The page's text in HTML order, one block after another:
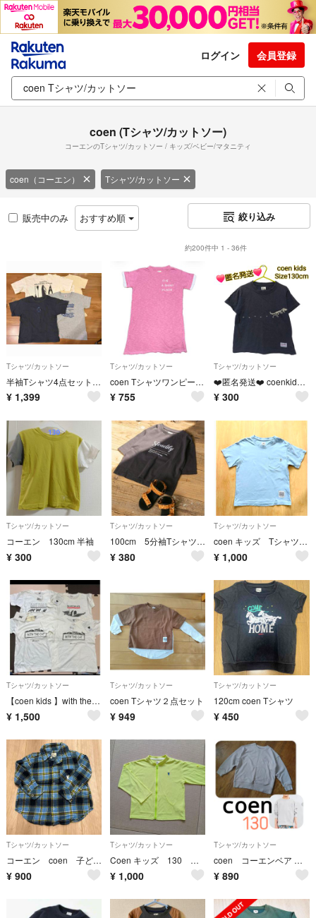
ログイン 会員登録
coen (Tシャツ/カットソー)
コーエンのTシャツ/カットソー / キッズ/ベビー/マタニティ
coen（コーエン） Tシャツ/カットソー
販売中のみ おすすめ順 絞り込み
約200件中 1 - 36件
Tシャツ/カットソー
半袖Tシャツ4点セット まとめ売り コーエン F.O.U メイクユアデイ 140
¥ 1,399
Tシャツ/カットソー
coen Tシャツワンピース 半袖 Tシャツ ワンピース カットソー 子ども服
¥ 755
Tシャツ/カットソー
❤️匿名発送❤️ coenkids 半袖 Tシャツ サイズ130cm
¥ 300
Tシャツ/カットソー
コーエン 130cm 半袖
¥ 300
Tシャツ/カットソー
100cm 5分袖Tシャツ チャコールグレー
¥ 380
Tシャツ/カットソー
coen キッズ Tシャツ 120cm
¥ 1,000
Tシャツ/カットソー
【coen kids 】with the cat Ｔシャツ4枚セット
¥ 1,500
Tシャツ/カットソー
coen Tシャツ２点セット
¥ 949
Tシャツ/カットソー
120cm coen Tシャツ
¥ 450
Tシャツ/カットソー
コーエン coen 子ども服 チェックシャツ 青 サイズ100
¥ 900
Tシャツ/カットソー
Coen キッズ 130 春夏 ジッパー羽織
¥ 1,000
Tシャツ/カットソー
coen コーエンベア コーエン キッズ トレーナー スウェット 130
¥ 890